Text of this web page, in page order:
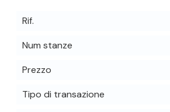
Rif.
Num stanze
Prezzo
Tipo di transazione